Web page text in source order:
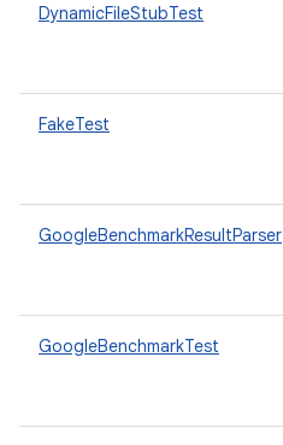
DynamicFileStubTest
FakeTest
GoogleBenchmarkResultParser
GoogleBenchmarkTest